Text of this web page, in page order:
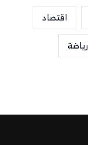
اقتصاد
رياضة